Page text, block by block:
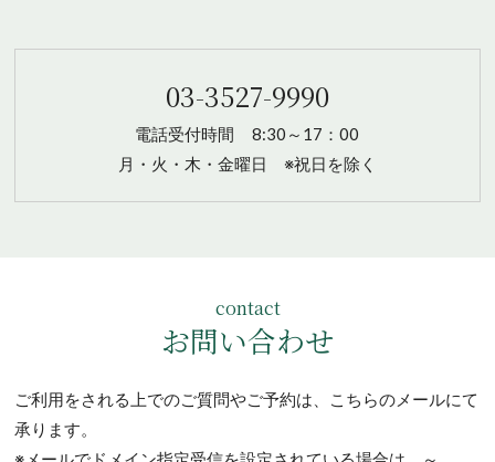
03-3527-9990
電話受付時間
8:30～17：00
月・火・木・金曜日 ※祝日を除く
contact
お問い合わせ
ご利用をされる上でのご質問やご予約は、こちらのメールにて
承ります。